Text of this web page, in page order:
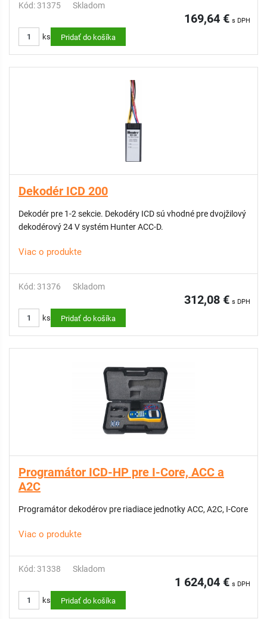
Kód: 31375 Skladom
169,64 € s DPH
ks Pridať do košíka
Dekodér ICD 200
Dekodér pre 1-2 sekcie. Dekodéry ICD sú vhodné pre dvojžilový
dekodérový 24 V systém Hunter ACC-D.
Viac o produkte
Kód: 31376 Skladom
312,08 € s DPH
ks Pridať do košíka
Programátor ICD-HP pre I-Core, ACC a
A2C
Programátor dekodérov pre riadiace jednotky ACC, A2C, I-Core
Viac o produkte
Kód: 31338 Skladom
1 624,04 € s DPH
ks Pridať do košíka